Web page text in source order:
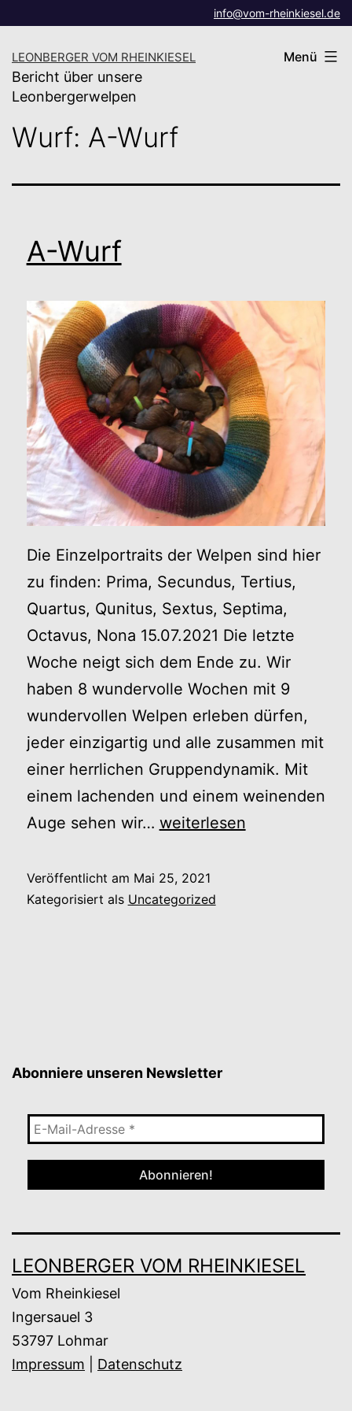
springen
info@vom-rheinkiesel.de
LEONBERGER VOM RHEINKIESEL
Bericht über unsere
Leonbergerwelpen
Menü
Wurf: A-Wurf
A-Wurf
Die Einzelportraits der Welpen sind hier
zu finden: Prima, Secundus, Tertius,
Quartus, Qunitus, Sextus, Septima,
Octavus, Nona 15.07.2021 Die letzte
Woche neigt sich dem Ende zu. Wir
haben 8 wundervolle Wochen mit 9
wundervollen Welpen erleben dürfen,
jeder einzigartig und alle zusammen mit
einer herrlichen Gruppendynamik. Mit
einem lachenden und einem weinenden
Auge sehen wir… A-
weiterlesen
Veröffentlicht am Mai 25, 2021
Kategorisiert als Uncategorized
Abonniere unseren Newsletter
E-
Mail-
Adresse
LEONBERGER VOM RHEINKIESEL
Vom Rheinkiesel
Ingersauel 3
53797 Lohmar
Impressum
Datenschutz